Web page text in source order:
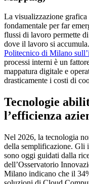
La visualizzazione
fondamentale per far
flussi di lavoro permette
dove il lavoro si
Politecnico di Milano
processi interni è un
mappatura digitale e
drasticamente i costi di
Tecnologie
l’efficienza
Nel 2026, la tecnologia
della semplificazione. Gli
sono oggi guidati dalla
dell’Osservatorio
Milano indicano che il